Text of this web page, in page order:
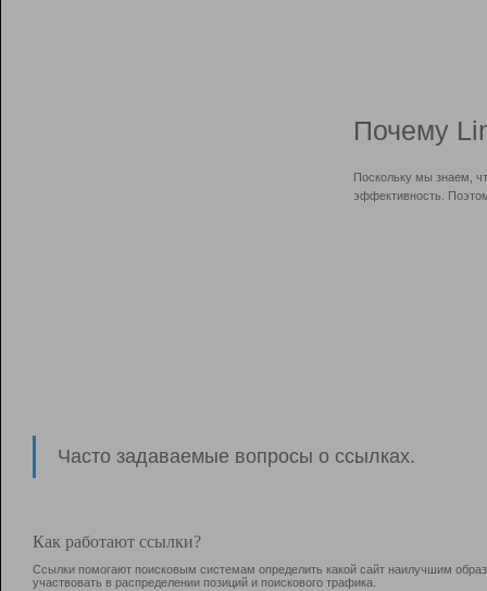
Почему
Поскольку мы знаем,
эффективность.
Часто задаваемые вопросы о ссылках.
Как работают ссылки?
Ссылки помогают поисковым системам определить какой сайт наилучшим
участвовать в раcпределении позиций и поискового трафика.